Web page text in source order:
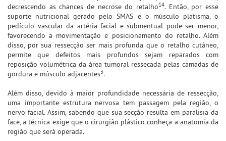
decrescendo as chances de necrose do retalho14. Então, por esse
suporte nutricional gerado pelo SMAS e o músculo platisma, o
pedículo vascular da artéria facial e submentual pode ser menor,
favorecendo a movimentação e posicionamento do retalho. Além
disso, por sua ressecção ser mais profunda que o retalho cutâneo,
permite que defeitos mais profundos sejam reparados com
reposição volumétrica da área tumoral ressecada pelas camadas de
gordura e músculo adjacentes3.
Além disso, devido à maior profundidade necessária de ressecção,
uma importante estrutura nervosa tem passagem pela região, o
nervo facial. Assim, sabendo que sua secção resulta em paralisia da
face, a técnica exige que o cirurgião plástico conheça a anatomia da
região que será operada.